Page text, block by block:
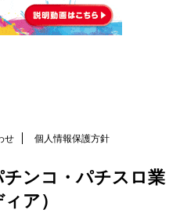
せ 個人情報保護方針
ンコ・パチスロ業
ア）